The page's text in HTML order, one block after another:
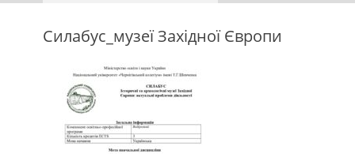
Силабус_музеї Західної Європи